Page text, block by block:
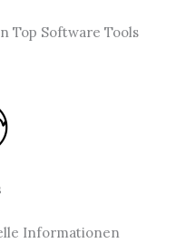
Top Software Tools
Informationen